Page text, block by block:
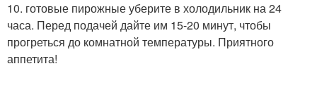
10. готовые пирожные уберите в холодильник на 24
часа. Перед подачей дайте им 15-20 минут, чтобы
прогреться до комнатной температуры. Приятного
аппетита!